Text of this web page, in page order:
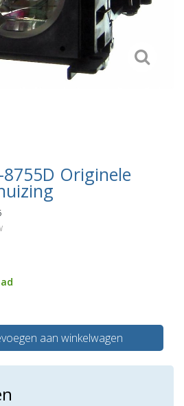
8755D Originele
aan winkelwagen